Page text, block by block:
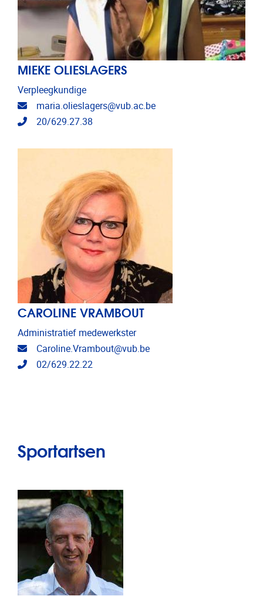
MIEKE OLIESLAGERS
Verpleegkundige
E-mailadres
maria.olieslagers@vub.ac.be
Telefoonnummer
20/629.27.38
CAROLINE VRAMBOUT
Administratief medewerkster
E-mailadres
Caroline.Vrambout@vub.be
Telefoonnummer
02/629.22.22
Sportartsen